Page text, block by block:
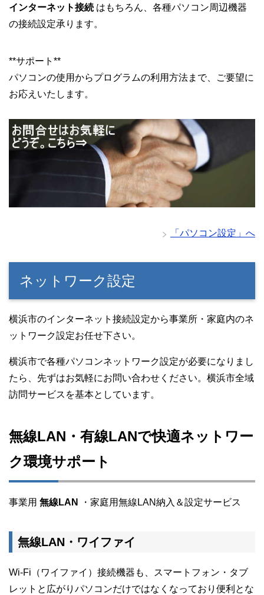
インターネット接続 はもちろん、各種パソコン周辺機器
の接続設定承ります。
**サポート**
パソコンの使用からプログラムの利用方法まで、ご要望に
お応えいたします。
「パソコン設定」へ
ネットワーク設定
横浜市のインターネット接続設定から事業所・家庭内のネ
ットワーク設定お任せ下さい。
横浜市で各種パソコンネットワーク設定が必要になりまし
たら、先ずはお気軽にお問い合わせください。横浜市全域
訪問サービスを基本としています。
無線LAN・有線LANで快適ネットワー
ク環境サポート
事業用 無線LAN ・家庭用無線LAN納入＆設定サービス
無線LAN・ワイファイ
Wi-Fi（ワイファイ）接続機器も、スマートフォン・タブ
レットと広がりパソコンだけではなくなっており便利とな